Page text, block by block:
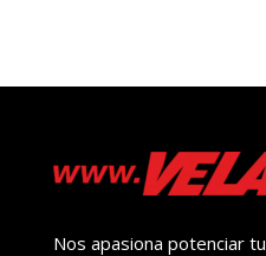
Nos apasiona potenciar